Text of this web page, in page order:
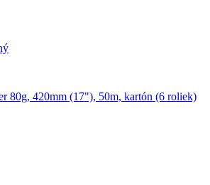
80g, 420mm (17"), 50m, kartón (6 roliek)